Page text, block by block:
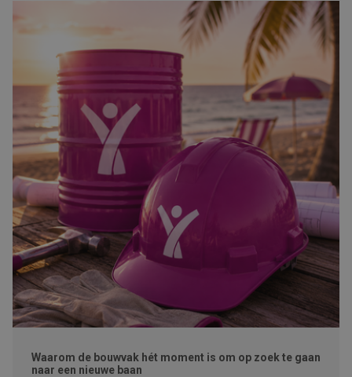
Waarom de bouwvak hét moment is om op zoek te gaan
naar een nieuwe baan